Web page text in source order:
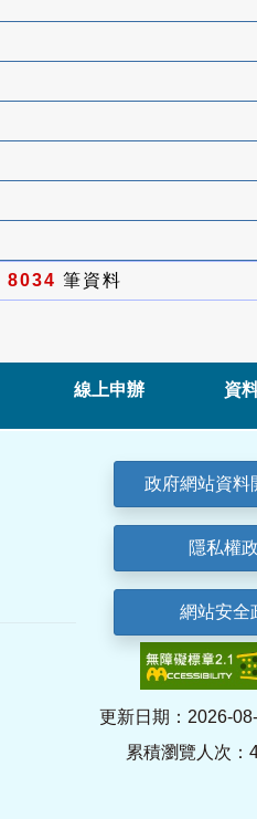
8034 筆資料
線上申辦 資
政府網站資料
隱私權
網站安全
更新日期：2026-
累積瀏覽人次：